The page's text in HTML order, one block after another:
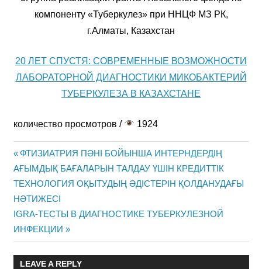
компоненту «Туберкулез» при ННЦФ МЗ РК,
г.Алматы, Казахстан
20 ЛЕТ СПУСТЯ: СОВРЕМЕННЫЕ ВОЗМОЖНОСТИ
ЛАБОРАТОРНОЙ ДИАГНОСТИКИ МИКОБАКТЕРИЙ
ТУБЕРКУЛЕЗА В КАЗАХСТАНЕ
количество просмотров / 1924
Post
navigation
Previous
Post:
ФТИЗИАТРИЯ ПӘНІ БОЙЫНША ИНТЕРНДЕРДІҢ
АҒЫМДЫҚ БАҒАЛАРЫН ТАЛДАУ ҮШІН КРЕДИТТІК
ТЕХНОЛОГИЯ ОҚЫТУДЫҢ ӘДІСТЕРІН ҚОЛДАНУДАҒЫ
НӘТИЖЕСІ
Next
Post:
IGRA-ТЕСТЫ В ДИАГНОСТИКЕ ТУБЕРКУЛЕЗНОЙ
ИНФЕКЦИИ
LEAVE A REPLY